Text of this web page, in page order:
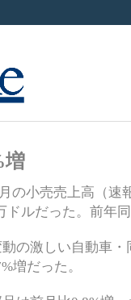
増
の小売売上高（速
ドルだった。前年
の激しい自動車・
増だった。